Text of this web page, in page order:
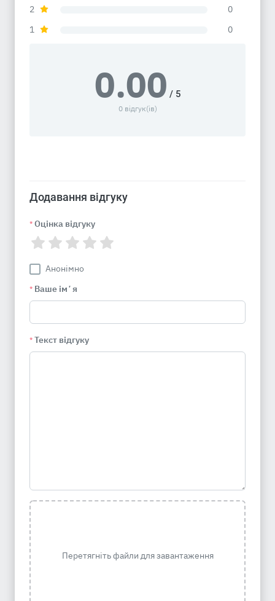
2
0
1
0
0.00 / 5
0 відгук(ів)
Додавання відгуку
* Оцінка відгуку
Анонімно
* Ваше імʼя
* Текст відгуку
Перетягніть файли для завантаження